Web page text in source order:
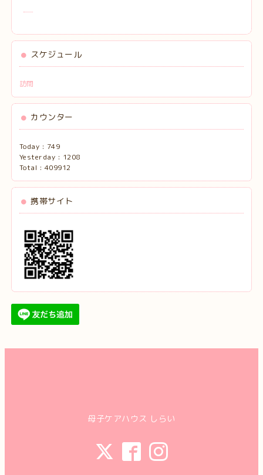
スケジュール
訪問
カウンター
Today : 749
Yesterday : 1208
Total : 409912
携帯サイト
母子ケアハウス しらい